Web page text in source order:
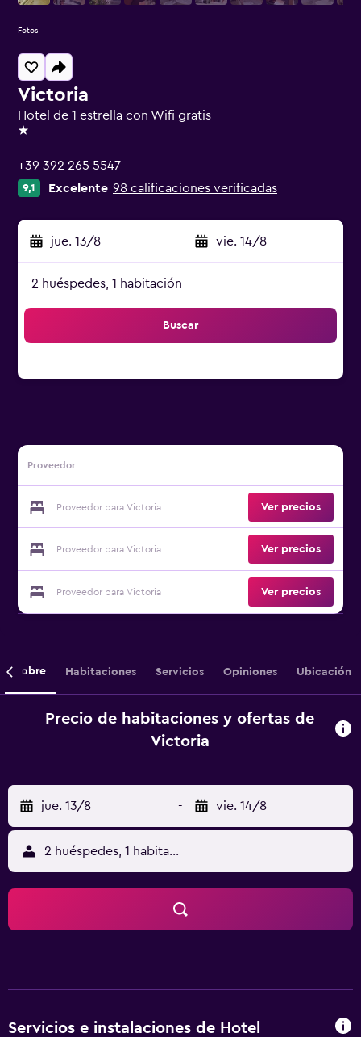
Victoria
Hotel de 1 estrella con Wifi gratis
1 estrella
+39 392 265 5547
9,1 Excelente 98 calificaciones verificadas
jue. 13/8 - vie. 14/8
2 huéspedes, 1 habitación
Buscar
Proveedor
Proveedor para Victoria Ver precios
Proveedor para Victoria Ver precios
Proveedor para Victoria Ver precios
Fotos
Sobre Habitaciones Servicios Opiniones Ubicación
Precio de habitaciones y ofertas de
Victoria
jue. 13/8 - vie. 14/8
2 huéspedes, 1 habitación
Servicios e instalaciones de Hotel